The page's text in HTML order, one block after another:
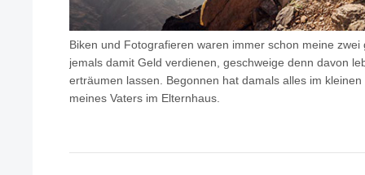
Biken und Fotografieren waren immer schon meine
jemals damit Geld verdienen, geschweige denn davon
erträumen lassen. Begonnen hat damals alles im
meines Vaters im Elternhaus.